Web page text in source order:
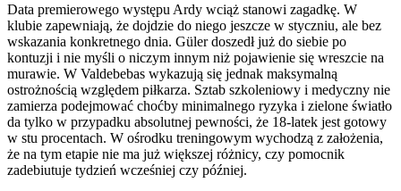
Data premierowego występu Ardy wciąż stanowi zagadkę. W
klubie zapewniają, że dojdzie do niego jeszcze w styczniu, ale bez
wskazania konkretnego dnia. Güler doszedł już do siebie po
kontuzji i nie myśli o niczym innym niż pojawienie się wreszcie na
murawie. W Valdebebas wykazują się jednak maksymalną
ostrożnością względem piłkarza. Sztab szkoleniowy i medyczny nie
zamierza podejmować choćby minimalnego ryzyka i zielone światło
da tylko w przypadku absolutnej pewności, że 18-latek jest gotowy
w stu procentach. W ośrodku treningowym wychodzą z założenia,
że na tym etapie nie ma już większej różnicy, czy pomocnik
zadebiutuje tydzień wcześniej czy później.